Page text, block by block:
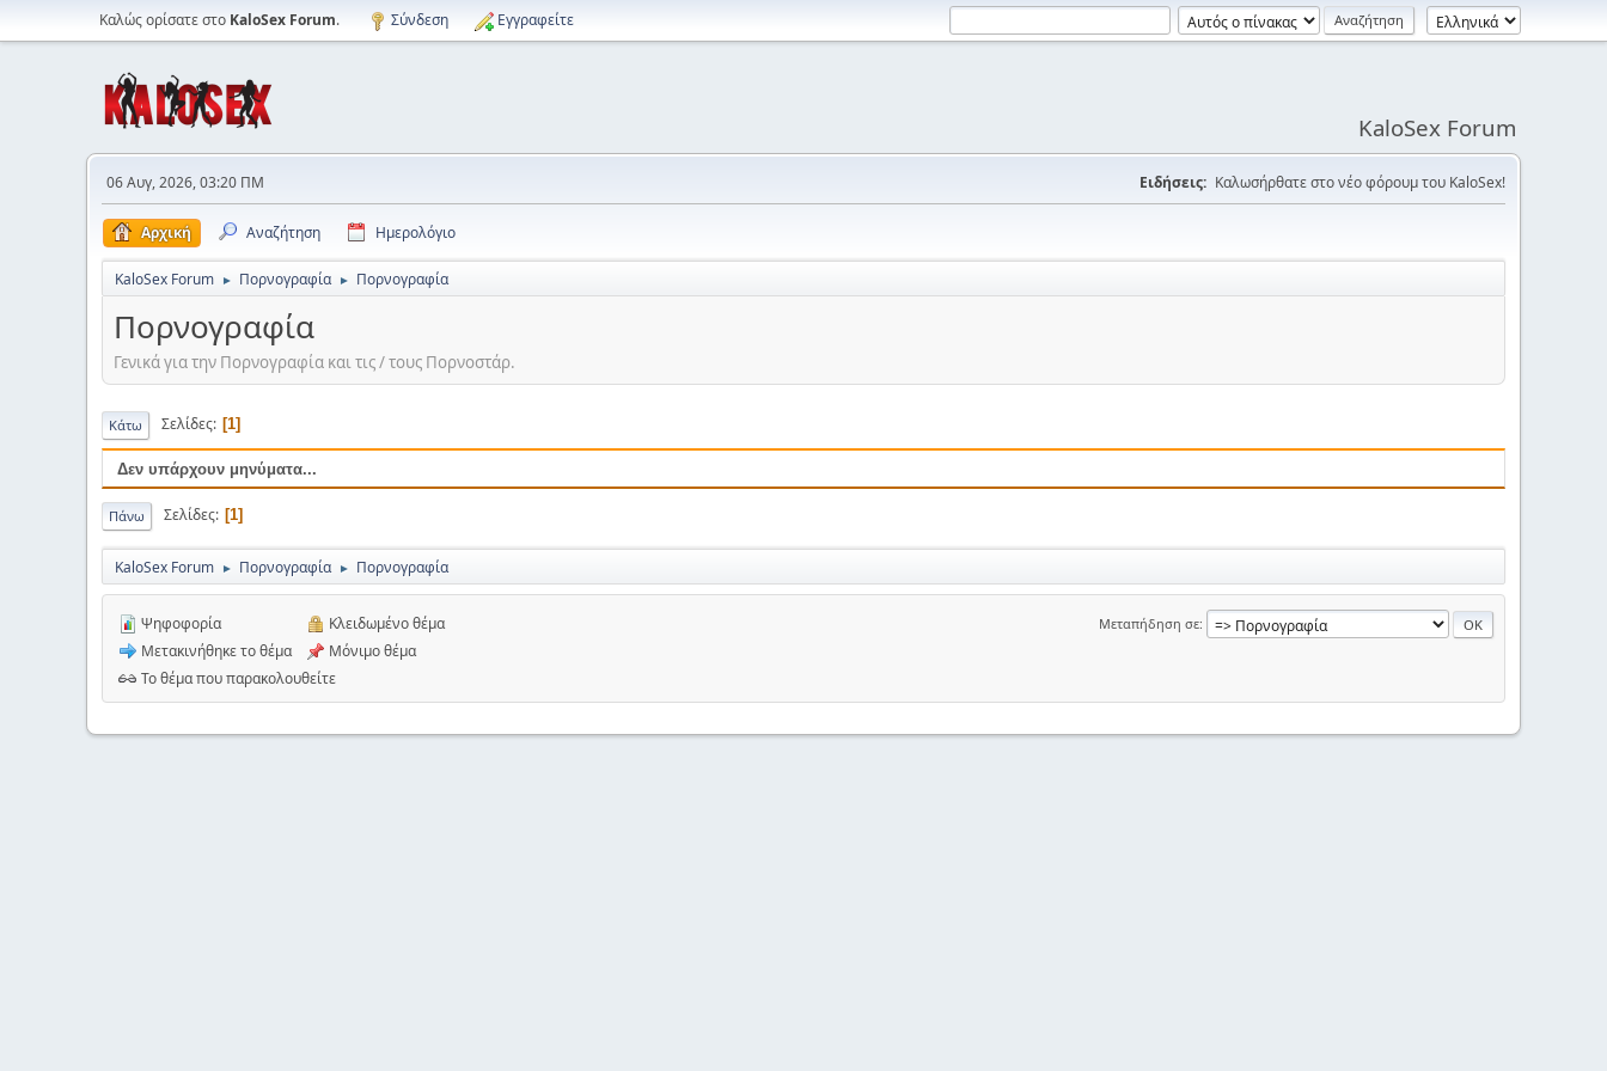
Καλώς ορίσατε στο KaloSex Forum. Σύνδεση Εγγραφείτε
KaloSex Forum
06 Αυγ, 2026, 03:20 ΠΜ Ειδήσεις: Καλωσήρθατε στο νέο φόρουμ του KaloSex!
Αρχική Αναζήτηση Ημερολόγιο
KaloSex Forum ► Πορνογραφία ► Πορνογραφία
Πορνογραφία
Γενικά για την Πορνογραφία και τις / τους Πορνοστάρ.
Κάτω Σελίδες 1
Δεν υπάρχουν μηνύματα...
Πάνω Σελίδες 1
KaloSex Forum ► Πορνογραφία ► Πορνογραφία
Μεταπήδηση σε
Ψηφοφορία
Μετακινήθηκε το θέμα
Κλειδωμένο θέμα
Μόνιμο θέμα
Το θέμα που παρακολουθείτε